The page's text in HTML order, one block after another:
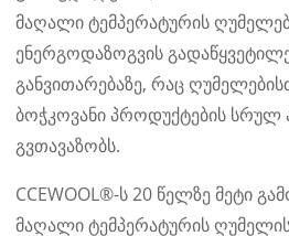
მაღალი ტემპერატურის
ენერგოდაზოგვის
განვითარებაზე, რაც
ბოჭკოვანი პროდუქტების სრულ
გვთავაზობს.
CCEWOOL®-ს 20 წელზე მეტი
მაღალი ტემპერატურის